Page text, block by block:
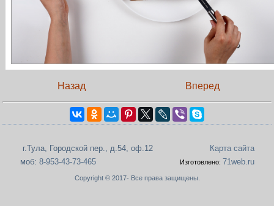
Назад Вперед
г.Тула, Городской пер., д.54, оф.12
моб: 8-953-43-73-465
Карта сайта
Изготовлено: 71web.ru
Copyright © 2017- Все права защищены.